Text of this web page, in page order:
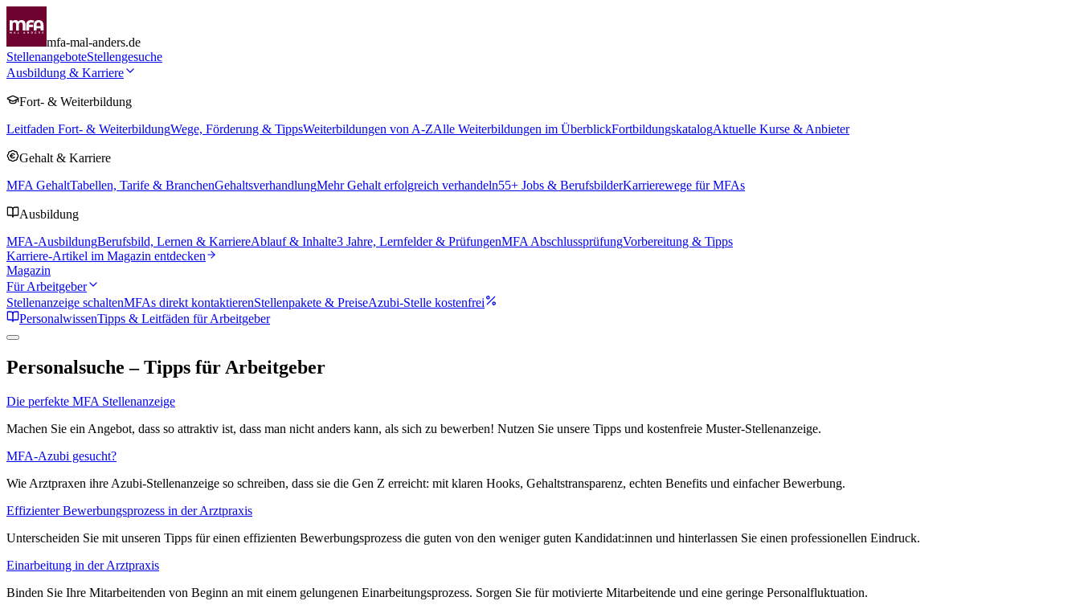
mfa-mal-anders.de
StellenangeboteStellengesuche
Ausbildung & Karriere
Fort- & Weiterbildung
Leitfaden Fort- & WeiterbildungWege, Förderung & TippsWeiterbildungen von A-ZAlle Weiterbildungen im ÜberblickFortbildungskatalogAktuelle Kurse & Anbieter
Gehalt & Karriere
MFA GehaltTabellen, Tarife & BranchenGehaltsverhandlungMehr Gehalt erfolgreich verhandeln55+ Jobs & BerufsbilderKarrierewege für MFAs
Ausbildung
MFA-AusbildungBerufsbild, Lernen & KarriereAblauf & Inhalte3 Jahre, Lernfelder & PrüfungenMFA AbschlussprüfungVorbereitung & Tipps
Karriere-Artikel im Magazin entdecken
Magazin
Für Arbeitgeber
Stellenanzeige schaltenMFAs direkt kontaktierenStellenpakete & PreiseAzubi-Stelle kostenfrei
PersonalwissenTipps & Leitfäden für Arbeitgeber
Personalsuche – Tipps für Arbeitgeber
Die perfekte MFA Stellenanzeige
Machen Sie ein Angebot, dass so attraktiv ist, dass man nicht anders kann, als sich zu bewerben! Nutzen Sie unsere Tipps und kostenfreie Muster-Stellenanzeige.
MFA-Azubi gesucht?
Wie Arztpraxen ihre Azubi-Stellenanzeige so schreiben, dass sie die Gen Z erreicht: mit klaren Hooks, Gehaltstransparenz, echten Benefits und einfacher Bewerbung.
Effizienter Bewerbungsprozess in der Arztpraxis
Unterscheiden Sie mit unseren Tipps für einen effizienten Bewerbungsprozess die guten von den weniger guten Kandidat:innen und hinterlassen Sie einen professionellen Eindruck.
Einarbeitung in der Arztpraxis
Binden Sie Ihre Mitarbeitenden von Beginn an mit einem gelungenen Einarbeitungsprozess. Sorgen Sie für motivierte Mitarbeitende und eine geringe Personalfluktuation.